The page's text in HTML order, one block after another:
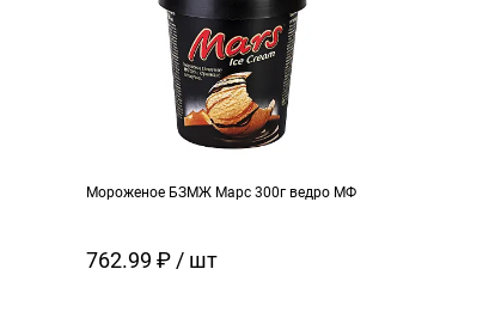
Мороженое БЗМЖ Марс 300г ведро МФ
762.99 ₽ / шт